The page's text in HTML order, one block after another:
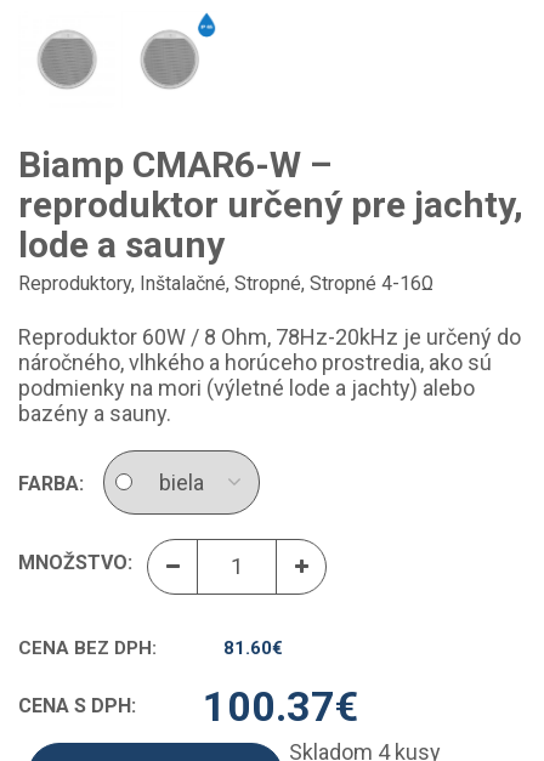
Biamp CMAR6-W –
reproduktor určený pre jachty,
lode a sauny
Reproduktory, Inštalačné, Stropné, Stropné 4-16Ω
Reproduktor 60W / 8 Ohm, 78Hz-20kHz je určený do
náročného, vlhkého a horúceho prostredia, ako sú
podmienky na mori (výletné lode a jachty) alebo
bazény a sauny.
FARBA:
MNOŽSTVO:
CENA BEZ DPH: 81.60€
CENA S DPH: 100.37€
Skladom 4 kusy